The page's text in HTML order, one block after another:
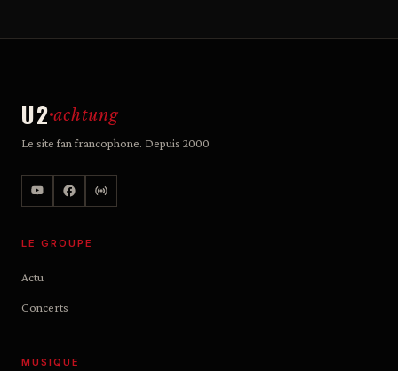
U2 achtung
Le site fan francophone. Depuis 2000
LE GROUPE
Actu
Concerts
MUSIQUE